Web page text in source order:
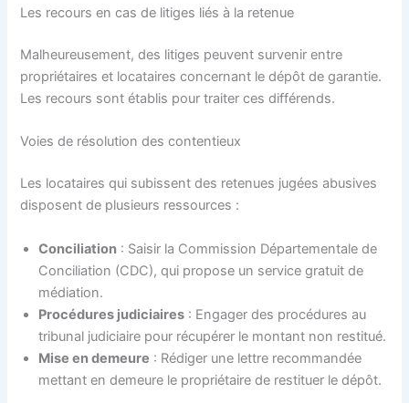
Les recours en cas de litiges liés à la retenue
Malheureusement, des litiges peuvent survenir entre
propriétaires et locataires concernant le dépôt de garantie.
Les recours sont établis pour traiter ces différends.
Voies de résolution des contentieux
Les locataires qui subissent des retenues jugées abusives
disposent de plusieurs ressources :
Conciliation : Saisir la Commission Départementale de
Conciliation (CDC), qui propose un service gratuit de
médiation.
Procédures judiciaires : Engager des procédures au
tribunal judiciaire pour récupérer le montant non restitué.
Mise en demeure : Rédiger une lettre recommandée
mettant en demeure le propriétaire de restituer le dépôt.